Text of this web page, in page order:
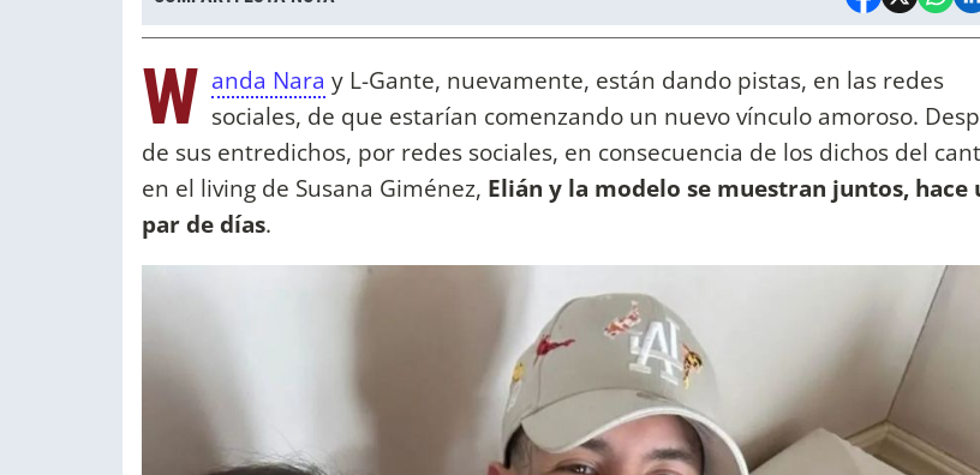
W anda Nara y L-Gante, nuevamente, están dando pistas, en las redes
sociales, de que estarían comenzando un nuevo vínculo amoroso.
de sus entredichos, por redes sociales, en consecuencia de los dichos del
en el living de Susana Giménez, Elián y la modelo se muestran juntos, hace
par de días.